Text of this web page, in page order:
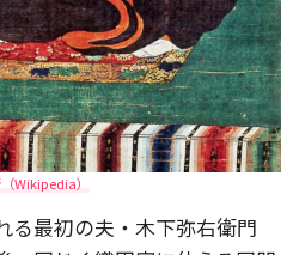
Wikipedia）
る最初の夫・木下弥右衛門